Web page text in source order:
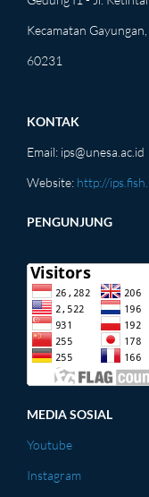
Kecamatan
60231
KONTAK
Email: ips@unesa.ac.id
Website: http://
PENGUNJUNG
MEDIA SOSIAL
Youtube
Instagram